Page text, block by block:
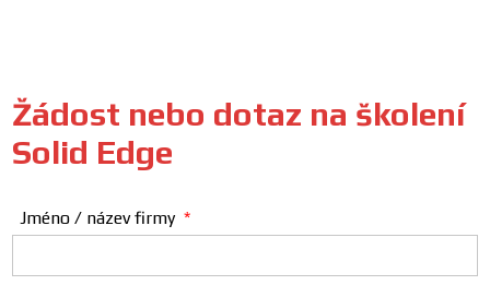
Žádost nebo dotaz na školení
Solid Edge
Jméno / název firmy